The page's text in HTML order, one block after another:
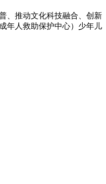
、推动文化科技融合、创新
年人救助保护中心）少年儿